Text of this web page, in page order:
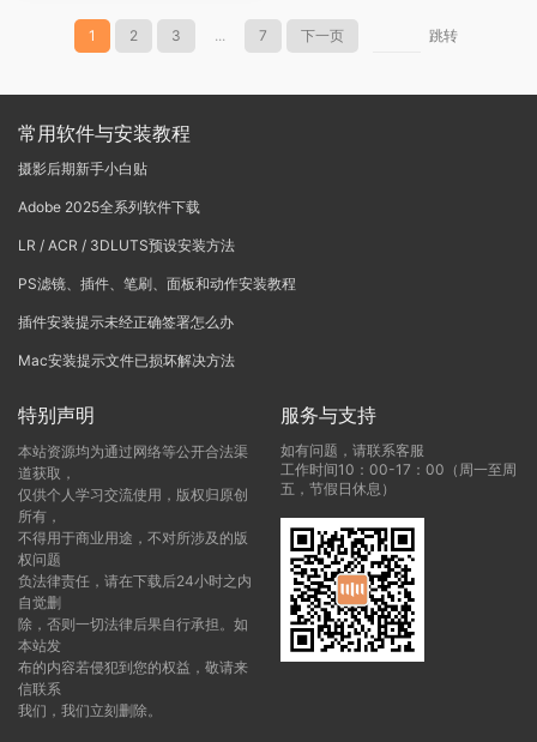
1 2 3 ... 7 下一页 跳转
常用软件与安装教程
摄影后期新手小白贴
Adobe 2025全系列软件下载
LR / ACR / 3DLUTS预设安装方法
PS滤镜、插件、笔刷、面板和动作安装教程
插件安装提示未经正确签署怎么办
Mac安装提示文件已损坏解决方法
特别声明
本站资源均为通过网络等公开合法渠
道获取，
仅供个人学习交流使用，版权归原创
所有，
不得用于商业用途，不对所涉及的版
权问题
负法律责任，请在下载后24小时之内
自觉删
除，否则一切法律后果自行承担。如
本站发
布的内容若侵犯到您的权益，敬请来
信联系
我们，我们立刻删除。
服务与支持
如有问题，请联系客服
工作时间10：00-17：00（周一至周
五，节假日休息）